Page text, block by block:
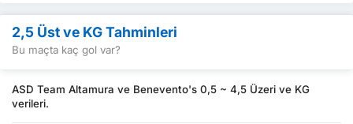
2,5 Üst ve KG Tahminleri
Bu maçta kaç gol var?
ASD Team Altamura ve Benevento's 0,5 ~ 4,5 Üzeri ve KG
verileri.